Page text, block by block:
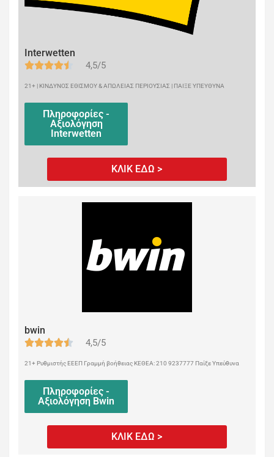
Interwetten
4,5/5
21+ | ΚΙΝΔΥΝΟΣ ΕΘΙΣΜΟΥ & ΑΠΩΛΕΙΑΣ ΠΕΡΙΟΥΣΙΑΣ | ΠΑΙΞΕ ΥΠΕΥΘΥΝΑ
Πληροφορίες -
Αξιολόγηση
Interwetten
ΚΛΙΚ ΕΔΩ >
bwin
4,5/5
21+ Ρυθμιστής ΕΕΕΠ Γραμμή βοήθειας ΚΕΘΕΑ: 210 9237777 Παίξε Υπεύθυνα
Πληροφορίες -
Αξιολόγηση Bwin
ΚΛΙΚ ΕΔΩ >